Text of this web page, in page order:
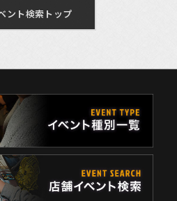
ント検索トップ